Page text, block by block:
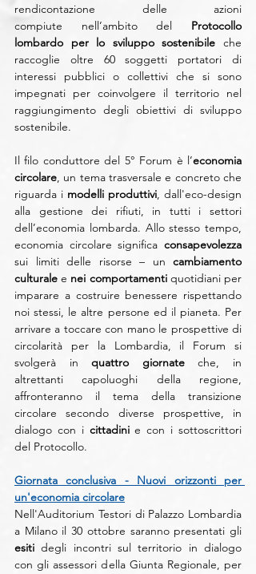
rendicontazione delle azioni
compiute nell’ambito del Protocollo
lombardo per lo sviluppo sostenibile che
raccoglie oltre 60 soggetti portatori di
interessi pubblici o collettivi che si sono
impegnati per coinvolgere il territorio nel
raggiungimento degli obiettivi di sviluppo
sostenibile.
Il filo conduttore del 5° Forum è l’economia
circolare, un tema trasversale e concreto che
riguarda i modelli produttivi, dall'eco-design
alla gestione dei rifiuti, in tutti i settori
dell’economia lombarda. Allo stesso tempo,
economia circolare significa consapevolezza
sui limiti delle risorse – un cambiamento
culturale e nei comportamenti quotidiani per
imparare a costruire benessere rispettando
noi stessi, le altre persone ed il pianeta. Per
arrivare a toccare con mano le prospettive di
circolarità per la Lombardia, il Forum si
svolgerà in quattro giornate che, in
altrettanti capoluoghi della regione,
affronteranno il tema della transizione
circolare secondo diverse prospettive, in
dialogo con i cittadini e con i sottoscrittori
del Protocollo.
Giornata conclusiva - Nuovi orizzonti per
un'economia circolare
Nell'Auditorium Testori di Palazzo Lombardia
esiti degli incontri sul territorio in dialogo
con gli assessori della Giunta Regionale, per